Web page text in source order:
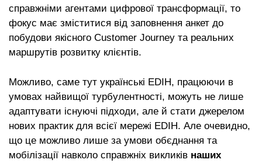
справжніми агентами цифрової трансформації, то
фокус має зміститися від заповнення анкет до
побудови якісного Customer Journey та реальних
маршрутів розвитку клієнтів.
Можливо, саме тут українські EDIH, працюючи в
умовах найвищої турбулентності, можуть не лише
адаптувати існуючі підходи, але й стати джерелом
нових практик для всієї мережі EDIH. Але очевидно,
що це можливо лише за умови обєднання та
мобілізації навколо справжніх викликів наших